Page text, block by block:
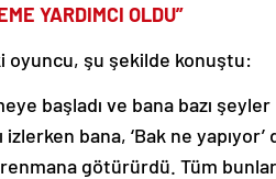
YARDIMCI OLDU”
oyuncu, şu şekilde konuştu:
başladı ve bana bazı şeyler
bana, ‘Bak ne yapıyor’
götürürdü. Tüm